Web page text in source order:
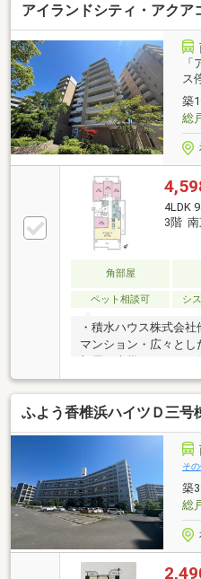
アイランドシティ・アクア
ス
築
総
4LDK
3階 南
角部屋
ペット相談可
シ
・積水ハウス株式会
マンション・広々とし
ン・１６２０サイズ
付き・ペット飼育可
ション内容（工事完了
日 リフォーム内容は
あります）・キッチ
ス交換・防水パン交換
ふよう香椎浜ハイツＤ三号
そ
築
総